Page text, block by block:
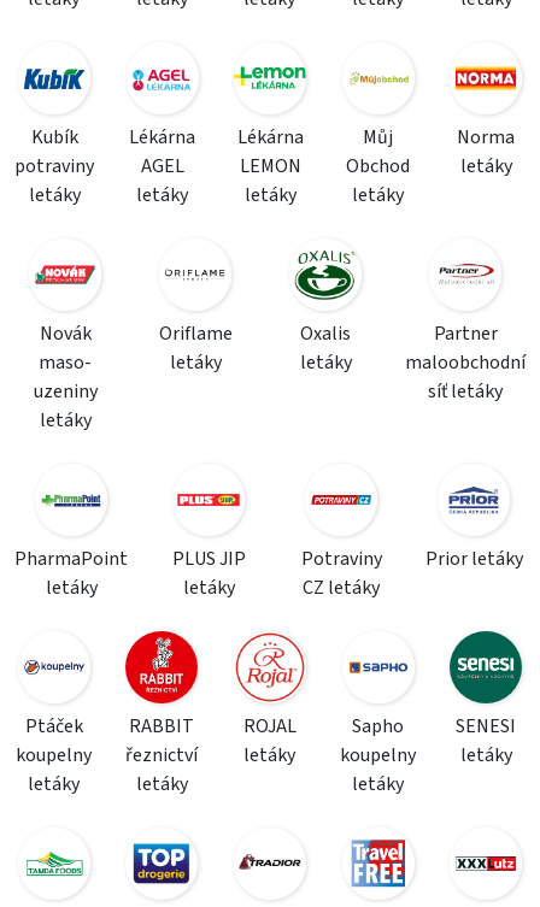
Kubík
potraviny
letáky
Lékárna
AGEL
letáky
Lékárna
LEMON
letáky
Můj
Obchod
letáky
Norma
letáky
Novák
maso-
uzeniny
letáky
Oriflame
letáky
Oxalis
letáky
Partner
maloobchodní
síť letáky
PharmaPoint
letáky
PLUS JIP
letáky
Potraviny
CZ letáky
Prior letáky
Ptáček
koupelny
letáky
RABBIT
řeznictví
letáky
ROJAL
letáky
Sapho
koupelny
letáky
SENESI
letáky